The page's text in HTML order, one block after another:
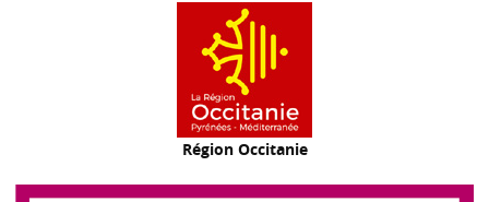
Région Occitanie